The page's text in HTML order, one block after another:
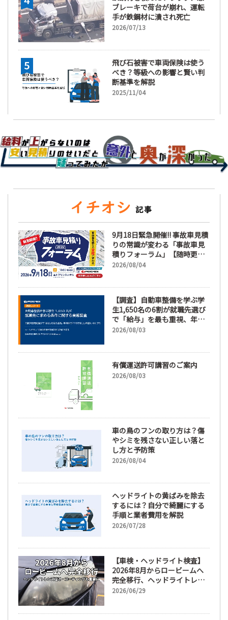
ブレーキで荷台が崩れ、運転
手が鉄鋼材に潰され死亡
2026/07/13
飛び石被害で車両保険は使う
べき？等級への影響と賢い判
断基準を解説
2025/11/04
9月18日緊急開催!! 事故車見積
りの常識が変わる「事故車見
積りフォーラム」【随時更
新】
2026/08/04
【調査】自動車整備を学ぶ学
生1,650名の6割が就職先選び
で「給与」を最も重視、年間
休日「110日以上」希望も
2026/08/03
有償運送許可講習のご案内
2026/08/03
車の鳥のフンの取り方は？傷
やシミを残さない正しい落と
し方と予防策
2026/08/04
ヘッドライトの黄ばみを除去
するには？自分で綺麗にする
手順と業者費用を解説
2026/07/28
【車検・ヘッドライト検査】
2026年8月からロービームへ
完全移行、ヘッドライトレン
ズ磨き・コーティングも重要
2026/06/29